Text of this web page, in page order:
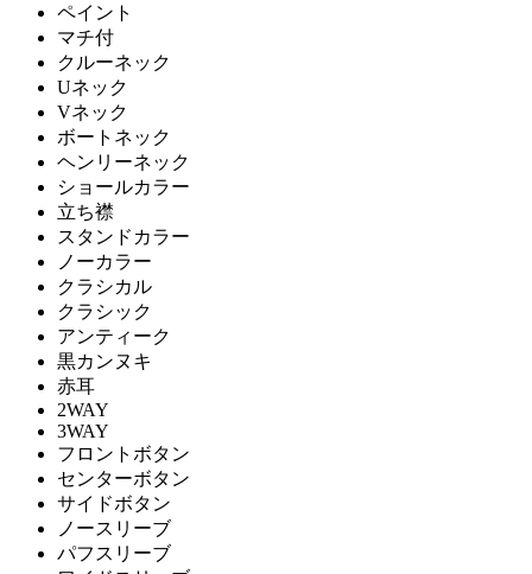
ペイント
マチ付
クルーネック
Uネック
Vネック
ボートネック
ヘンリーネック
ショールカラー
立ち襟
スタンドカラー
ノーカラー
クラシカル
クラシック
アンティーク
黒カンヌキ
赤耳
2WAY
3WAY
フロントボタン
センターボタン
サイドボタン
ノースリーブ
パフスリーブ